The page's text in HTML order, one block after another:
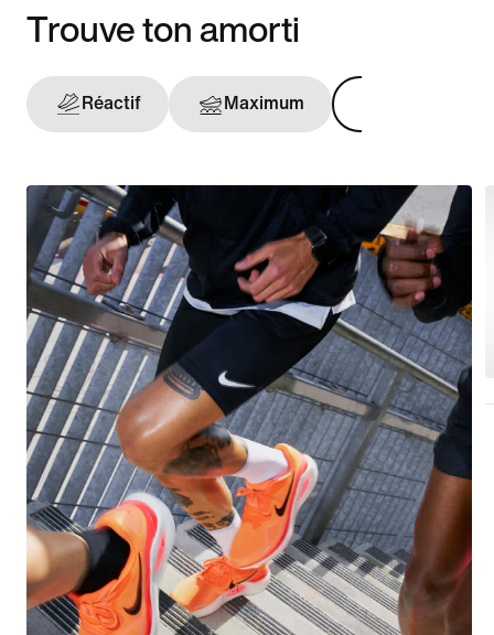
Trouve ton amorti
Réactif Maximum